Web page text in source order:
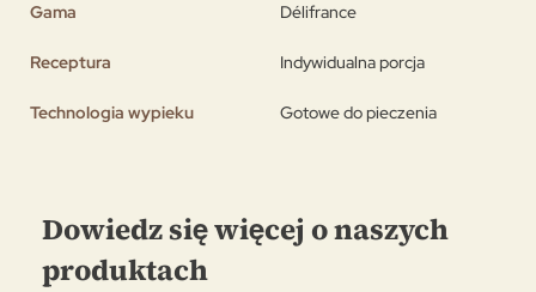
Gama Délifrance
Receptura Indywidualna porcja
Technologia wypieku Gotowe do pieczenia
Dowiedz się więcej o naszych
produktach